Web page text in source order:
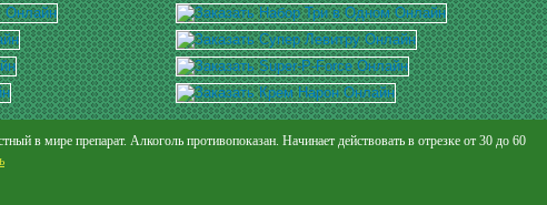
в мире препарат. Алкоголь противопоказан. Начинает действовать в отрезке от 30 до 60